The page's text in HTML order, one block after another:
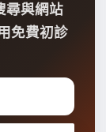
尋與網站
免費初診